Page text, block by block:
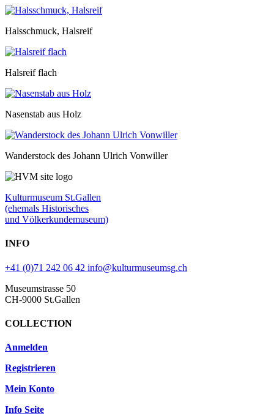
Halsschmuck, Halsreif
Halsreif flach
Nasenstab aus Holz
Wanderstock des Johann Ulrich Vonwiller
Kulturmuseum St.Gallen
(ehemals Historisches
und Völkerkundemuseum)
INFO
+41 (0)71 242 06 42 info@kulturmuseumsg.ch
Museumstrasse 50
CH-9000 St.Gallen
COLLECTION
Anmelden
Registrieren
Mein Konto
Info Seite